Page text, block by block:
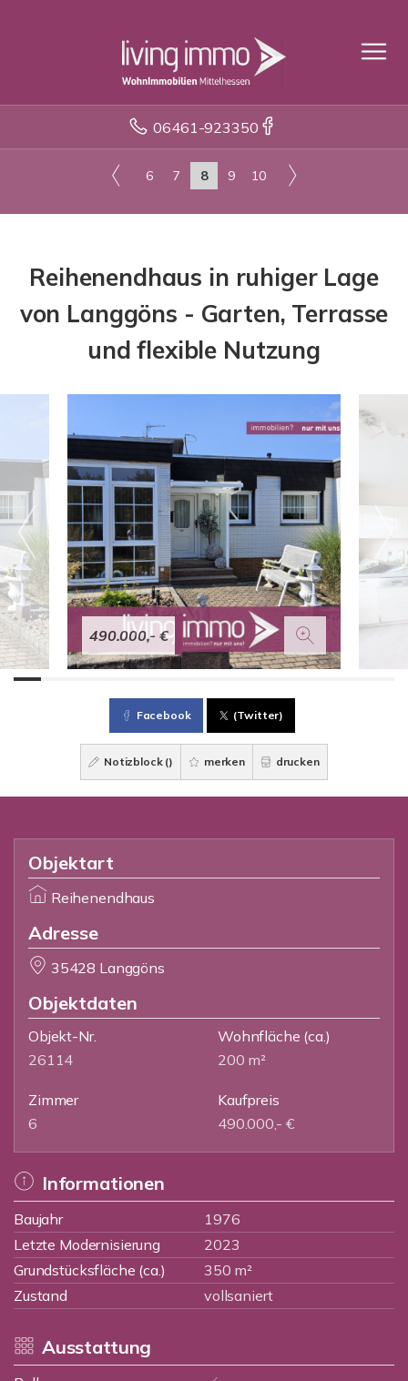
06461-923350
6 7 8 9 10
Reihenendhaus in ruhiger Lage
von Langgöns - Garten, Terrasse
und flexible Nutzung
490.000,- €
Facebook (Twitter)
Notizblock () merken drucken
Objektart
Reihenendhaus
Adresse
35428 Langgöns
Objektdaten
Objekt-Nr.
26114
Wohnfläche (ca.)
200 m²
Zimmer
6
Kaufpreis
490.000,- €
Informationen
Baujahr
1976
Letzte Modernisierung
2023
Grundstücksfläche (ca.)
350 m²
Zustand
vollsaniert
Ausstattung